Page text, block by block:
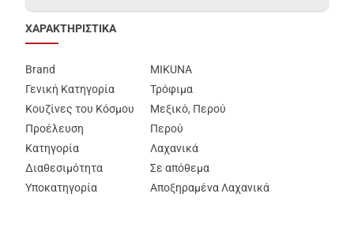
ΧΑΡΑΚΤΗΡΙΣΤΙΚΑ
Brand
MIKUNA
Γενική Κατηγορία
Τρόφιμα
Κουζίνες του Κόσμου
Μεξικό, Περού
Προέλευση
Περού
Κατηγορία
Λαχανικά
Διαθεσιμότητα
Σε απόθεμα
Υποκατηγορία
Αποξηραμένα Λαχανικά